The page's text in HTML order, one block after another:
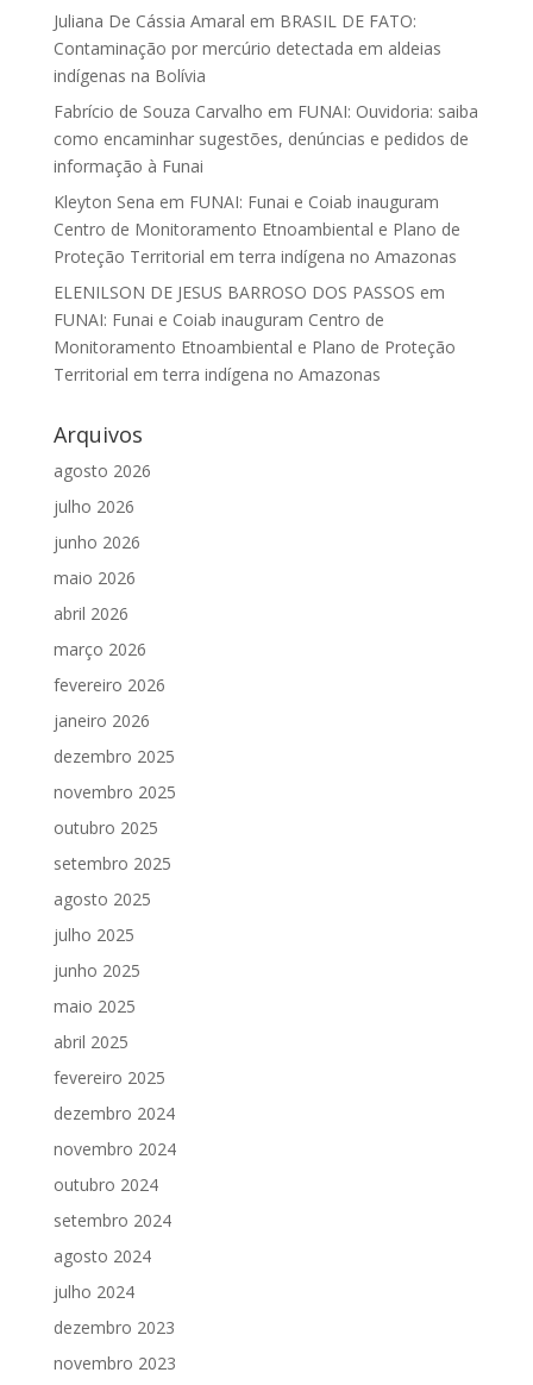
Juliana De Cássia Amaral em BRASIL DE FATO:
Contaminação por mercúrio detectada em aldeias
indígenas na Bolívia
Fabrício de Souza Carvalho em FUNAI: Ouvidoria: saiba
como encaminhar sugestões, denúncias e pedidos de
informação à Funai
Kleyton Sena em FUNAI: Funai e Coiab inauguram
Centro de Monitoramento Etnoambiental e Plano de
Proteção Territorial em terra indígena no Amazonas
ELENILSON DE JESUS BARROSO DOS PASSOS em
FUNAI: Funai e Coiab inauguram Centro de
Monitoramento Etnoambiental e Plano de Proteção
Territorial em terra indígena no Amazonas
Arquivos
agosto 2026
julho 2026
junho 2026
maio 2026
abril 2026
março 2026
fevereiro 2026
janeiro 2026
dezembro 2025
novembro 2025
outubro 2025
setembro 2025
agosto 2025
julho 2025
junho 2025
maio 2025
abril 2025
fevereiro 2025
dezembro 2024
novembro 2024
outubro 2024
setembro 2024
agosto 2024
julho 2024
dezembro 2023
novembro 2023